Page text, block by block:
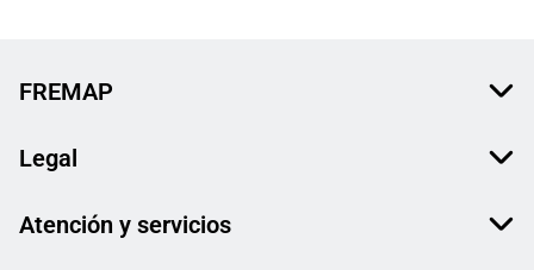
FREMAP
Legal
Atención y servicios